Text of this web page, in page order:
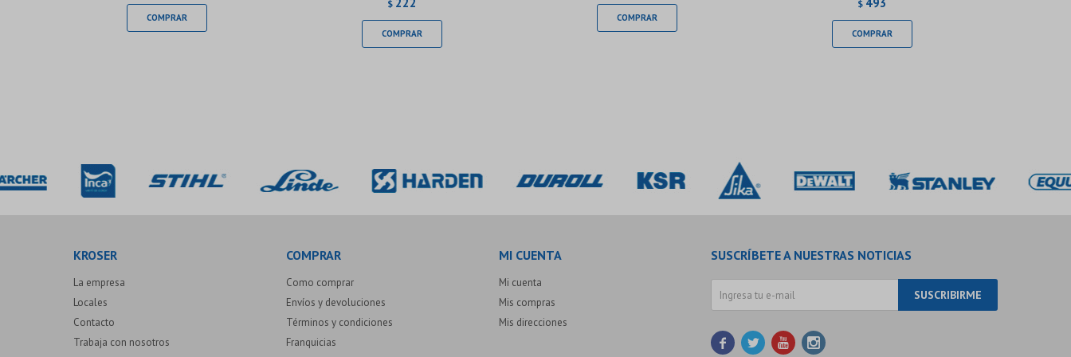
$ $
KROSER
La empresa
Locales
Contacto
Trabaja con nosotros
COMPRAR
Como comprar
Envíos y devoluciones
Términos y condiciones
Franquicias
MI CUENTA
Mi cuenta
Mis compras
Mis direcciones
SUSCRÍBETE A NUESTRAS NOTICIAS
SUSCRIBIRME
   